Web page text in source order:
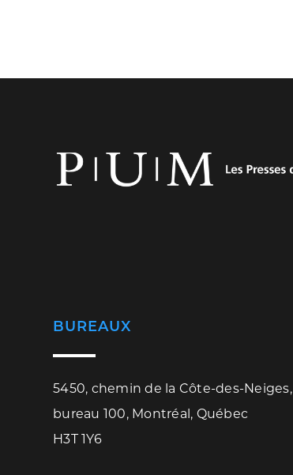
BUREAUX
5450, chemin de la Côte-des-Neiges,
bureau 100, Montréal, Québec
H3T 1Y6